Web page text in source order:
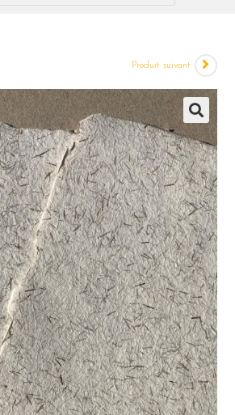
Produit suivant
🔍